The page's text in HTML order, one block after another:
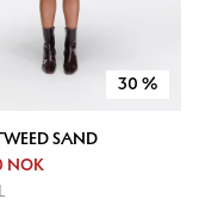
30 %
SAND
NOK